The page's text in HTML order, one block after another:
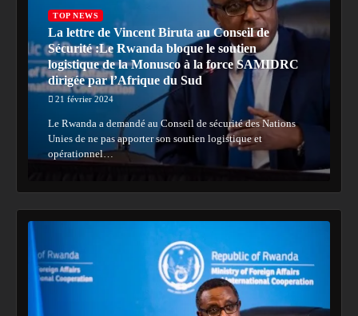
TOP NEWS
La lettre de Vincent Biruta au Conseil de
Sécurité :Le Rwanda bloque le soutien
logistique de la Monusco à la force SAMIDRC
dirigée par l’Afrique du Sud
21 février 2024
Le Rwanda a demandé au Conseil de sécurité des Nations
Unies de ne pas apporter son soutien logistique et
opérationnel…